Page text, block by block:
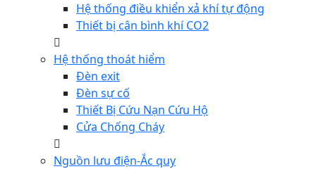
Hệ thống điều khiển xả khí tự động
Thiết bị cân bình khí CO2
Hệ thống thoát hiểm
Đèn exit
Đèn sự cố
Thiết Bị Cứu Nạn Cứu Hộ
Cửa Chống Cháy
Nguồn lưu điện-Ắc quy